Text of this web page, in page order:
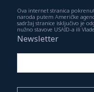
Ova internet stranica
naroda putem Američke
sadržaj stranice isključivo je
nužno stavove USAID-a ili
Newsletter